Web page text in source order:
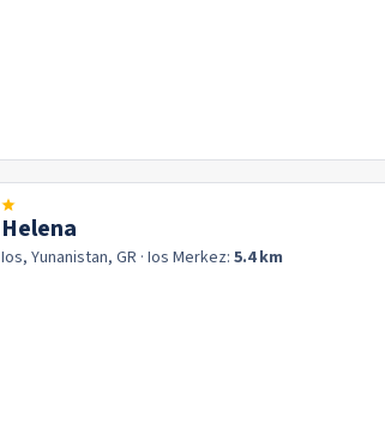
Helena
Ios, Yunanistan, GR · Ios Merkez: 5.4 km